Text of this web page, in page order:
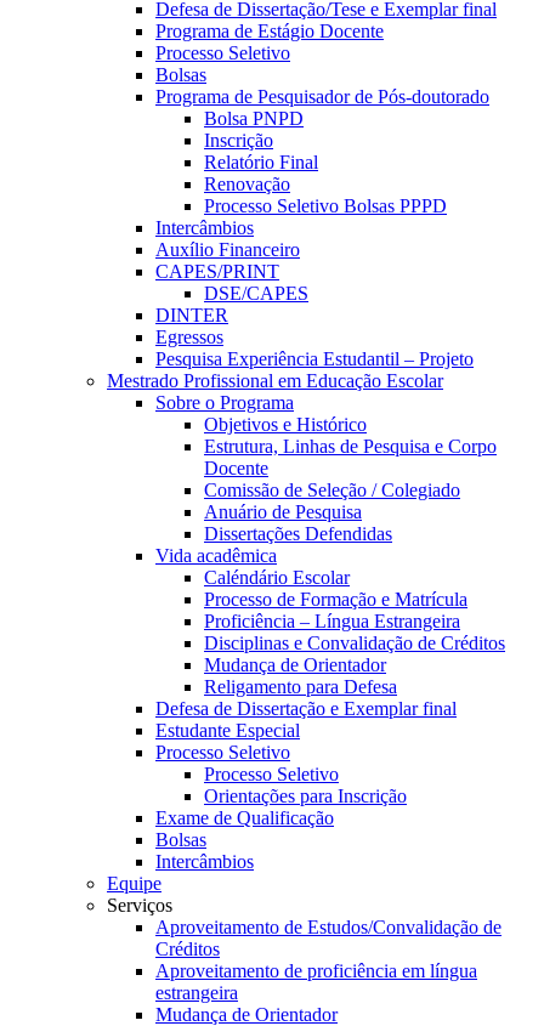
Defesa de Dissertação/Tese e Exemplar final
Programa de Estágio Docente
Processo Seletivo
Bolsas
Programa de Pesquisador de Pós-doutorado
Bolsa PNPD
Inscrição
Relatório Final
Renovação
Processo Seletivo Bolsas PPPD
Intercâmbios
Auxílio Financeiro
CAPES/PRINT
DSE/CAPES
DINTER
Egressos
Pesquisa Experiência Estudantil – Projeto
Mestrado Profissional em Educação Escolar
Sobre o Programa
Objetivos e Histórico
Estrutura, Linhas de Pesquisa e Corpo
Docente
Comissão de Seleção / Colegiado
Anuário de Pesquisa
Dissertações Defendidas
Vida acadêmica
Caléndário Escolar
Processo de Formação e Matrícula
Proficiência – Língua Estrangeira
Disciplinas e Convalidação de Créditos
Mudança de Orientador
Religamento para Defesa
Defesa de Dissertação e Exemplar final
Estudante Especial
Processo Seletivo
Processo Seletivo
Orientações para Inscrição
Exame de Qualificação
Bolsas
Intercâmbios
Equipe
Serviços
Aproveitamento de Estudos/Convalidação de
Créditos
Aproveitamento de proficiência em língua
estrangeira
Mudança de Orientador